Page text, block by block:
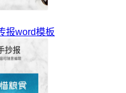
报word模板